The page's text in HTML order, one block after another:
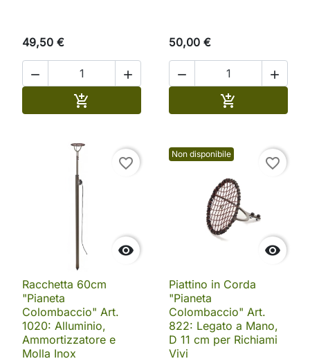
49,50 €
 

50,00 €
 


favorite_border
Racchetta 60cm
"Pianeta
Colombaccio" Art.
1020: Alluminio,
Ammortizzatore e
Molla Inox
Non disponibile

favorite_border
Piattino in Corda
"Pianeta
Colombaccio" Art.
822: Legato a Mano,
D 11 cm per Richiami
Vivi